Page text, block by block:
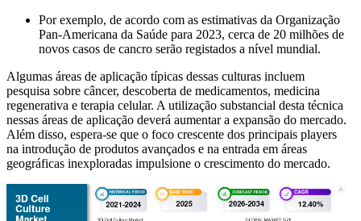
Por exemplo, de acordo com as estimativas da Organização
Pan-Americana da Saúde para 2023, cerca de 20 milhões de
novos casos de cancro serão registados a nível mundial.
Algumas áreas de aplicação típicas dessas culturas incluem
pesquisa sobre câncer, descoberta de medicamentos, medicina
regenerativa e terapia celular. A utilização substancial desta técnica
nessas áreas de aplicação deverá aumentar a expansão do mercado.
Além disso, espera-se que o foco crescente dos principais players
na introdução de produtos avançados e na entrada em áreas
geográficas inexploradas impulsione o crescimento do mercado.